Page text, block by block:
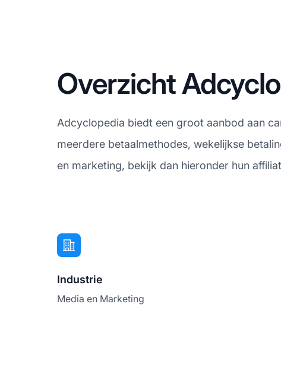
Overzicht
Adcyclopedia biedt een groot aanbod aan
meerdere betaalmethodes, wekelijkse
en marketing, bekijk dan hieronder hun
Industrie
Media en Marketing